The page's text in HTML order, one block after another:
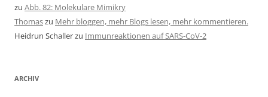
zu Abb. 82: Molekulare Mimikry
Thomaszu Mehr bloggen, mehr Blogs lesen, mehr kommentieren.
Heidrun Schallerzu Immunreaktionen auf SARS-CoV-2
ARCHIV